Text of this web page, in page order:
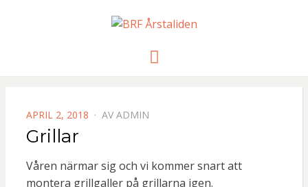
BRF
PUBLICERAD
DEN
APRIL 2, 2018 AV ADMIN
Grillar
Våren närmar sig och vi kommer snart att
montera grillgaller på grillarna igen.